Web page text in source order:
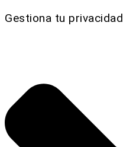
Gestiona tu privacidad